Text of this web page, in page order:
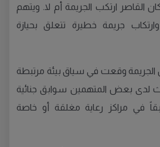
القاصر ارتكب الجريمة أم لا. ويتهم
جريمة خطيرة تتعلق بحيازة
الجريمة وقعت في سياق بيئة مرتبطة
لدى بعض المتهمين سوابق جنائية
في مراكز رعاية مغلقة أو خاصة